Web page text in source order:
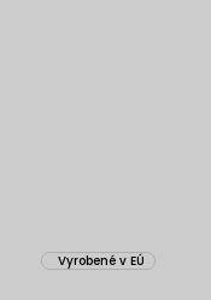
Vyrobené v EÚ